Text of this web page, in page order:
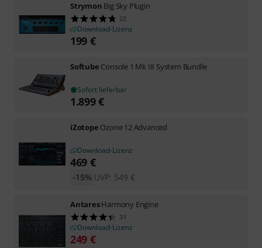
Strymon Big Sky Plugin
22
Download-Lizenz
199 €
Softube Console 1 Mk III System Bundle
Sofort lieferbar
1.899€
iZotope Ozone 12 Advanced
Download-Lizenz
469 €
UVP: 549 €
-15%
AntaresHarmony Engine
31
Download-Lizenz
249 €